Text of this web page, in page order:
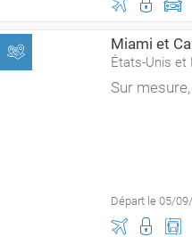
Miami et
États-Unis et
Sur
Départ le 05/